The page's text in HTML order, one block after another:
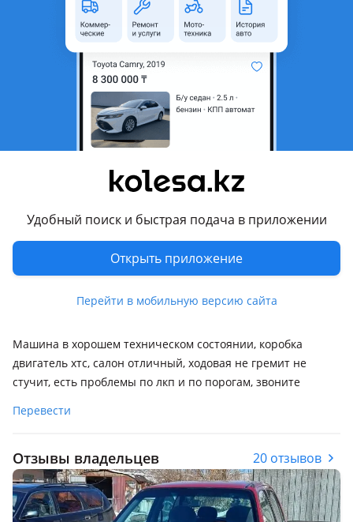
Удобный поиск и быстрая подача в приложении
Открыть приложение
Перейти в мобильную версию сайта
Усть-Каменогорск,
Восточно-Казахстанская
Хэтчбек
Объем двигателя, л
100 000 км
Механика
Привод
Передний привод
Руль
Слева
Растаможен в Казахстане
Да
Машина в хорошем техническом состоянии, коробка
двигатель хтс, салон отличный, ходовая не гремит не
стучит, есть проблемы по лкп и по порогам, звоните
Перевести
Отзывы владельцев 20 отзывов